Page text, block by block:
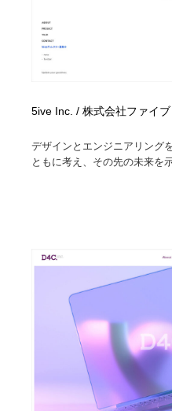
5ive Inc. / 株式会社ファイブ
デザインとエンジニアリング
ともに考え、その先の未来を